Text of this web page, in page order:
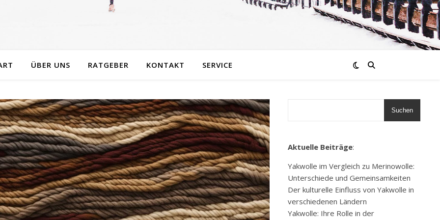
ÜBER UNS RATGEBER KONTAKT SERVICE
Suchen
Aktuelle Beiträge:
Yakwolle im Vergleich zu Merinowolle:
Unterschiede und Gemeinsamkeiten
Der kulturelle Einfluss von Yakwolle in
verschiedenen Ländern
Yakwolle: Ihre Rolle in der